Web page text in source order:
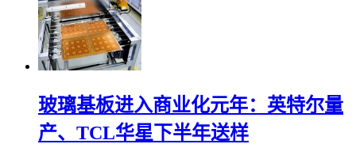
玻璃基板进入商业化元年：英特尔量
产、TCL华星下半年送样